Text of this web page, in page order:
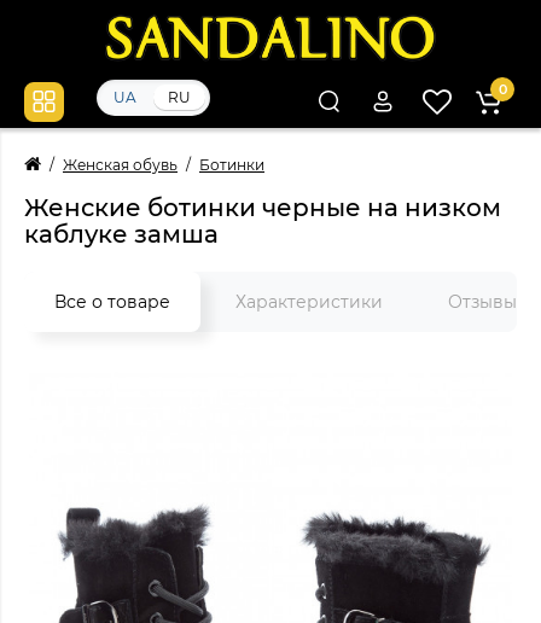
UA RU 0
Женская обувь Ботинки
Женские ботинки черные на низком
каблуке замша
Все о товаре Характеристики Отзывы